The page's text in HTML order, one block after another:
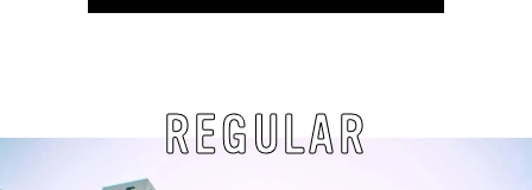
REGULAR